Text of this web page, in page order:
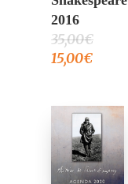
2016
35,00€
15,00€